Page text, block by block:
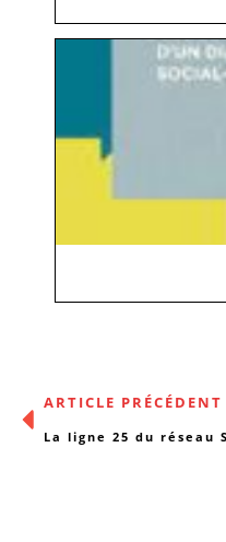
ARTICLE PRÉCÉDENT